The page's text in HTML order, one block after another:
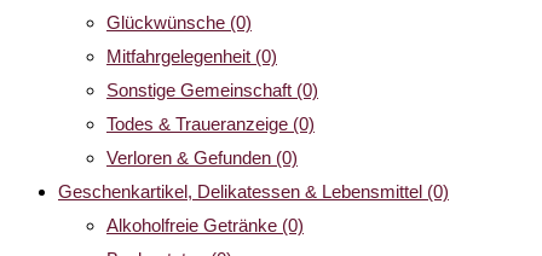
Glückwünsche (0)
Mitfahrgelegenheit (0)
Sonstige Gemeinschaft (0)
Todes & Traueranzeige (0)
Verloren & Gefunden (0)
Geschenkartikel, Delikatessen & Lebensmittel (0)
Alkoholfreie Getränke (0)